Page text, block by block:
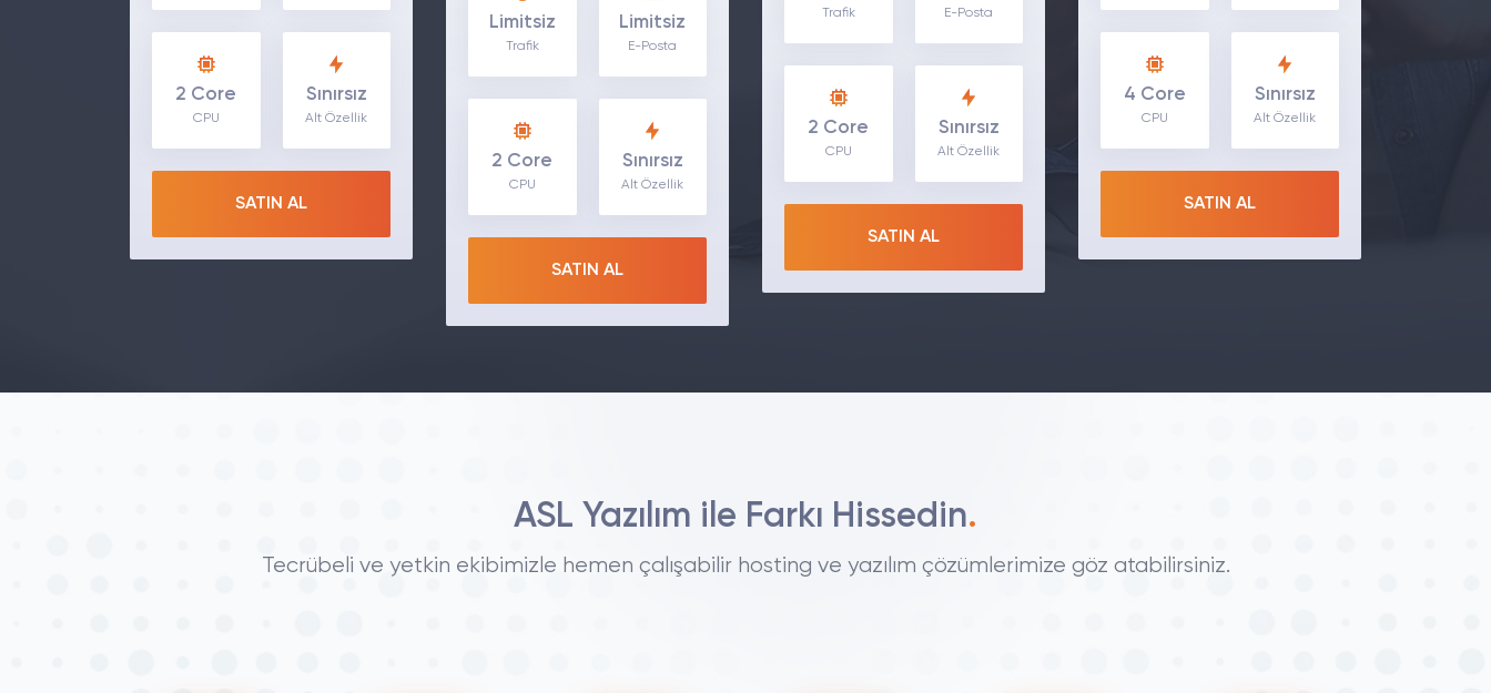
2 Core
CPU
Sınırsız
Alt Özellik
SATIN AL
Limitsiz
Trafik
Limitsiz
E-Posta
2 Core
CPU
Sınırsız
Alt Özellik
SATIN AL
Trafik E-Posta
2 Core
CPU
Sınırsız
Alt Özellik
SATIN AL
4 Core
CPU
Sınırsız
Alt Özellik
SATIN AL
ASL Yazılım ile Farkı Hissedin.
Tecrübeli ve yetkin ekibimizle hemen çalışabilir hosting ve yazılım çözümlerimize göz atabilirsiniz.